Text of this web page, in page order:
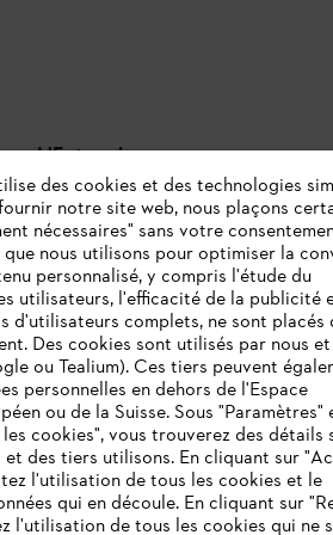
L'Entreprise
À propos de nous
Catalogue
Informations aux fournisseurs
Système d'alerte STIHL
Politique de protection des données
des cookies et des technologies
notre site web, nous plaçons
nécessaires" sans votre
que nous utilisons pour optimiser la
personnalisé, y compris l'étude du
utilisateurs, l'efficacité de la publicité
d'utilisateurs complets, ne sont placés
Des cookies sont utilisés par nous
ou Tealium). Ces tiers peuvent
personnelles en dehors de l'Espace
ou de la Suisse. Sous "Paramètres"
cookies", vous trouverez des détails
et des tiers utilisons. En cliquant sur
l'utilisation de tous les cookies et le
qui en découle. En cliquant sur
l'utilisation de tous les cookies qui ne